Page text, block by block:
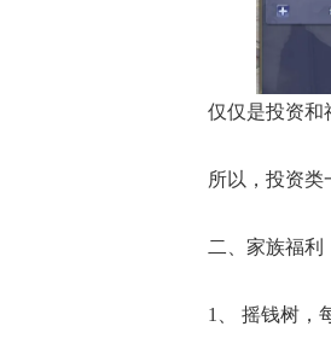
仅仅是投资和
所以，投资
二、家族福利
1、 摇钱树，